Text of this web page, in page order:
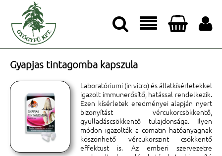




Gyapjas tintagomba kapszula
Laboratóriumi (in vitro) és állatkísérletekkel
igazolt immunerősítő, hatással rendelkezik.
Ezen kísérletek eredményei alapján nyert
bizonyítást vércukorcsökkentő,
gyulladáscsökkentő tulajdonsága. Ilyen
módon igazolták a comatin hatóanyagnak
köszönhető vércukorszint csökkentő
effektust is. Az emberi szervezetre